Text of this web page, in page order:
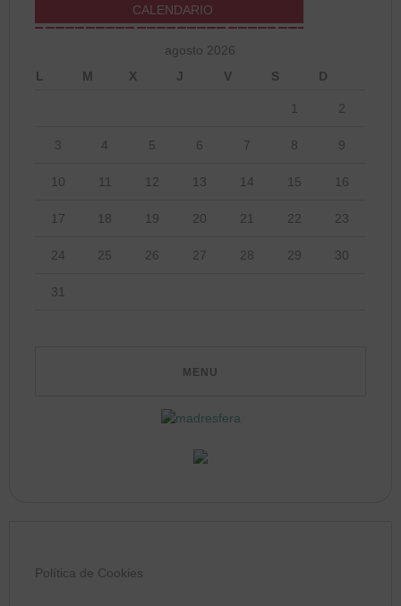
CALENDARIO
agosto 2026
L
M X J V S D
1 2
3 4 5 6 7 8 9
10 11 12 13 14 15 16
17 18 19 20 21 22 23
24 25 26 27 28 29 30
31
Política de Cookies